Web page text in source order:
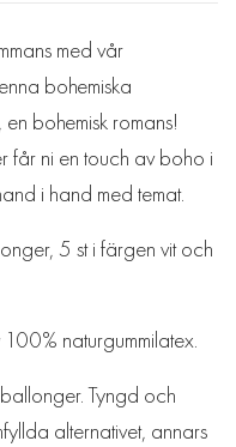
med vår
bohemiska
bohemisk romans!
får ni en touch av boho i
i hand med temat.
5 st i färgen vit och
naturgummilatex.
Tyngd och
alternativet, annars